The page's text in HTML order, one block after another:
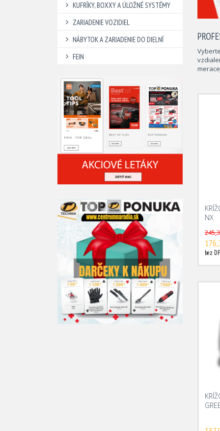
NX
bez
KUFRÍKY, BOXXY A ÚLOŽNÉ SYSTÉMY
ZARIADENIE VOZIDIEL
NÁBYTOK A ZARIADENIE DO DIELNÍ
FEIN